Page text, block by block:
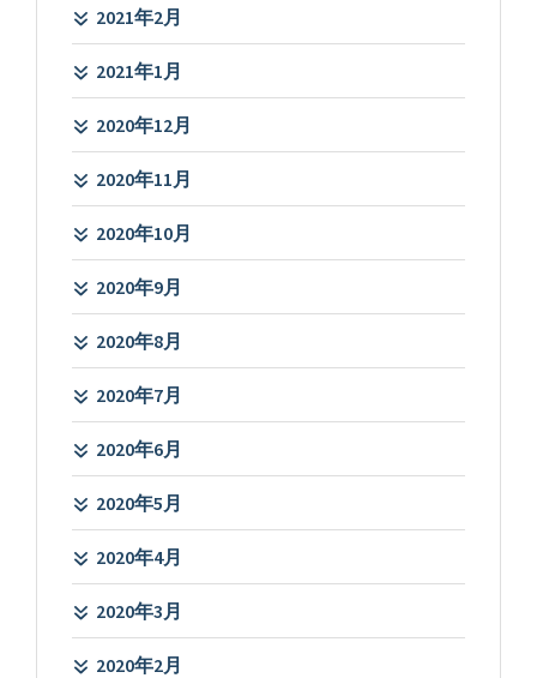
2021年2月
2021年1月
2020年12月
2020年11月
2020年10月
2020年9月
2020年8月
2020年7月
2020年6月
2020年5月
2020年4月
2020年3月
2020年2月